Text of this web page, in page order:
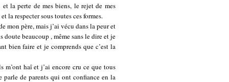
la perte de mes biens, le rejet de mes
la respecter sous toutes ces formes.
mon père, mais j’ai vécu dans la peur et
beaucoup , même sans le dire et je
bien faire et je comprends que c’est la
haî et j’ai encore cru ce que tous
de parents qui ont confiance en la